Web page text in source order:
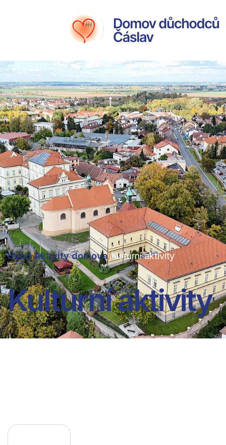
Úvod/Aktivity domova/Kulturní aktivity
Kulturní aktivity